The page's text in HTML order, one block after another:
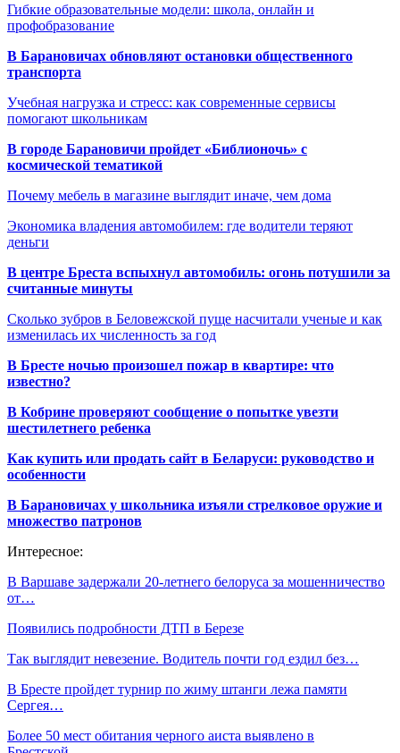
Гибкие образовательные модели: школа, онлайн и
профобразование
В Барановичах обновляют остановки общественного
транспорта
Учебная нагрузка и стресс: как современные сервисы
помогают школьникам
В городе Барановичи пройдет «Библионочь» с
космической тематикой
Почему мебель в магазине выглядит иначе, чем дома
Экономика владения автомобилем: где водители теряют
деньги
В центре Бреста вспыхнул автомобиль: огонь потушили за
считанные минуты
Сколько зубров в Беловежской пуще насчитали ученые и как
изменилась их численность за год
В Бресте ночью произошел пожар в квартире: что
известно?
В Кобрине проверяют сообщение о попытке увезти
шестилетнего ребенка
Как купить или продать сайт в Беларуси: руководство и
особенности
В Барановичах у школьника изъяли стрелковое оружие и
множество патронов
Интересное:
В Варшаве задержали 20-летнего белоруса за мошенничество
от…
Появились подробности ДТП в Березе
Так выглядит невезение. Водитель почти год ездил без…
В Бресте пройдет турнир по жиму штанги лежа памяти
Сергея…
Более 50 мест обитания черного аиста выявлено в